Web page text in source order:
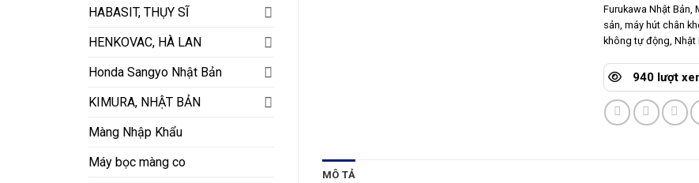
HABASIT, THỤY SĨ
HENKOVAC, HÀ LAN
Honda Sangyo Nhật Bản
KIMURA, NHẬT BẢN
Màng Nhập Khẩu
Máy bọc màng co
Furukawa Nhật Bản
sản máy hút chân
không tự động Nhật
940 lượt
MÔ TẢ